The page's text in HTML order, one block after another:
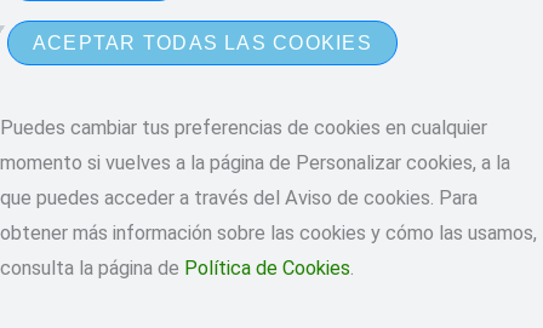
ACEPTAR TODAS LAS COOKIES
Puedes cambiar tus preferencias de cookies en cualquier
momento si vuelves a la página de Personalizar cookies, a la
que puedes acceder a través del Aviso de cookies. Para
obtener más información sobre las cookies y cómo las usamos,
consulta la página de Política de Cookies.